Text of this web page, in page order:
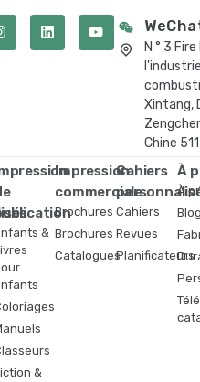
N ° 3
Xintang,
Chine
&
&
Impression
commerciale
Brochures
Brochures
Catalogues
Cahiers
Cahiers
Revues
Planificateurs
À
À